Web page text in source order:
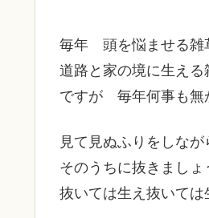
毎年 頭を悩ませる雑
道路と家の境に生え
ですが 毎年何事も無
見て見ぬふりをしなが
そのうちに抜きましょ
抜いては生え抜いて